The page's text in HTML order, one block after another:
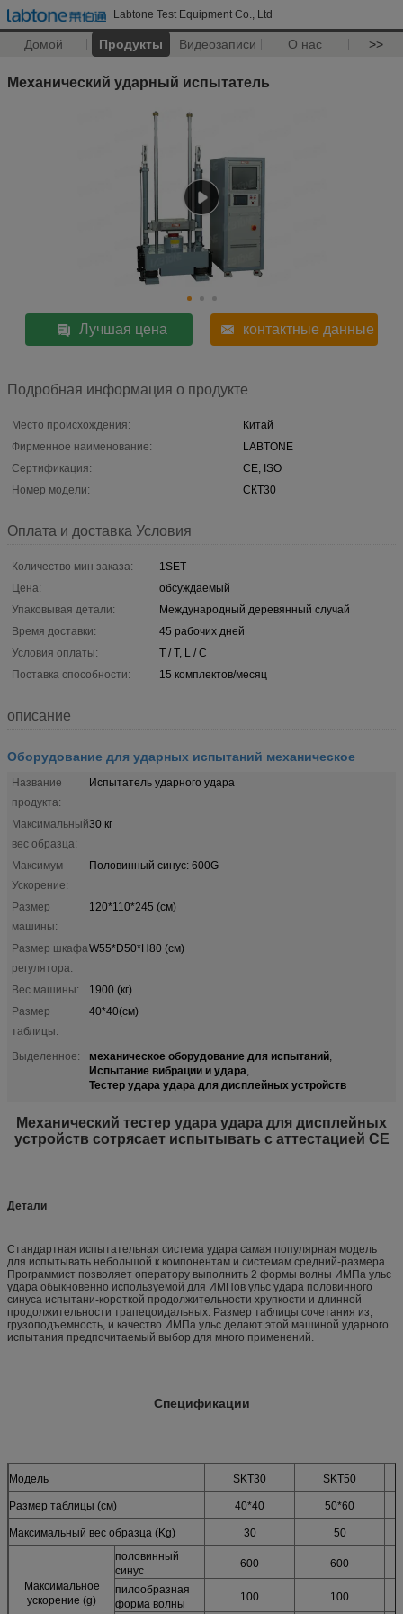
Labtone Test Equipment Co., Ltd
Домой Продукты Видеозаписи О нас >>
Механический ударный испытатель
Лучшая цена контактные данные
Подробная информация о продукте
Место происхождения:
Китай
Фирменное наименование:
LABTONE
Сертификация:
CE, ISO
Номер модели:
СКТ30
Оплата и доставка Условия
Количество мин заказа:
1SET
Цена:
обсуждаемый
Упаковывая детали:
Международный деревянный случай
Время доставки:
45 рабочих дней
Условия оплаты:
T / T, L / C
Поставка способности:
15 комплектов/месяц
описание
Оборудование для ударных испытаний механическое
Название
продукта:
Испытатель ударного удара
Максимальный
вес образца:
30 кг
Максимум
Ускорение:
Половинный синус: 600G
Размер
машины:
120*110*245 (см)
Размер шкафа
регулятора:
W55*D50*H80 (см)
Вес машины:
1900 (кг)
Размер
таблицы:
40*40(см)
Выделенное: механическое оборудование для испытаний,
Испытание вибрации и удара,
Тестер удара удара для дисплейных устройств
Механический тестер удара удара для дисплейных
устройств сотрясает испытывать с аттестацией CE
Детали
Стандартная испытательная система удара самая популярная модель
для испытывать небольшой к компонентам и системам средний-размера.
Программист позволяет оператору выполнить 2 формы волны ИМПа ульс
удара обыкновенно используемой для ИМПов ульс удара половинного
синуса испытани-короткой продолжительности хрупкости и длинной
продолжительности трапецоидальных. Размер таблицы сочетания из,
грузоподъемность, и качество ИМПа ульс делают этой машиной ударного
испытания предпочитаемый выбор для много применений.
Спецификации
Модель SKT30 SKT50
Размер таблицы (см) 40*40 50*60
Максимальный вес образца (Kg) 30 50
Максимальное
ускорение (g)
половинный
синус
600 600
пилообразная
форма волны
100 100